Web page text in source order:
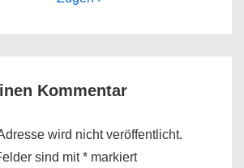
Kommentar
wird nicht veröffentlicht.
sind mit* markiert